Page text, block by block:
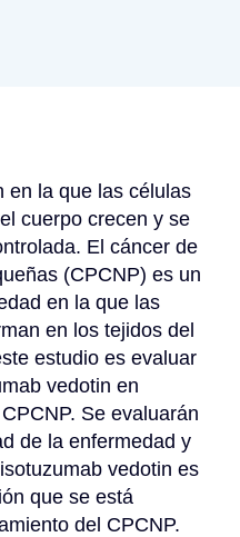
en la que las células
cuerpo crecen y se
El cáncer de
(CPCNP) es un
en la que las
en los tejidos del
estudio es evaluar
vedotin en
Se evaluarán
de la enfermedad y
vedotin es
que se está
del CPCNP.